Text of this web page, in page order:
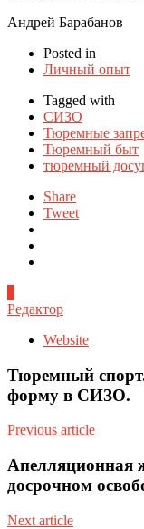
Андрей Барабанов
Posted in
Личный опыт
Tagged with
СИЗО
Тюремные
Тюремный быт
тюремный
Share
Tweet
Редактор
Website
Тюремный
форму в СИЗО.
Previous article
Апелляционная
досрочном
Next article